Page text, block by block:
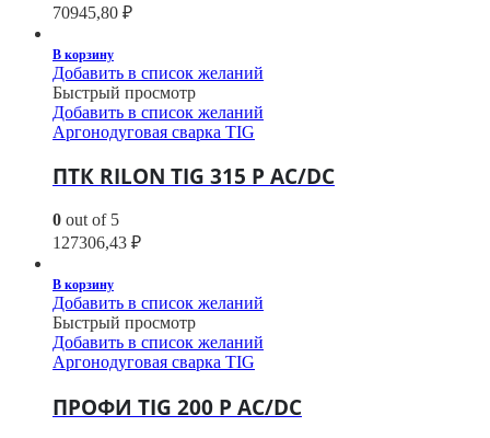
70945,80 ₽
В корзину
Добавить в список желаний
Быстрый просмотр
Добавить в список желаний
Аргонодуговая сварка TIG
ПТК RILON TIG 315 P AC/DC
0 out of 5
127306,43 ₽
В корзину
Добавить в список желаний
Быстрый просмотр
Добавить в список желаний
Аргонодуговая сварка TIG
ПРОФИ TIG 200 P AC/DC